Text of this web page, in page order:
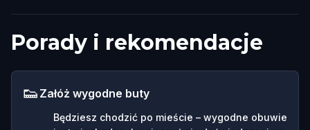
Porady i rekomendacje
👟 Załóż wygodne buty
Będziesz chodzić po mieście – wygodne obuwie